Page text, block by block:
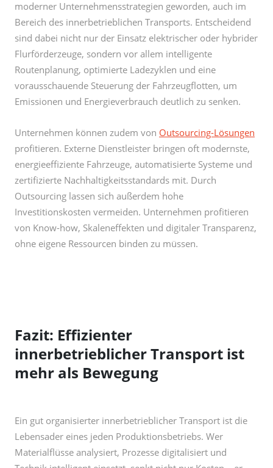
Flurförderzeuge, sondern vor allem intelligente
Routenplanung, optimierte Ladezyklen und eine
vorausschauende Steuerung der Fahrzeugflotten, um
Emissionen und Energieverbrauch deutlich zu senken.
Unternehmen können zudem vonOutsourcing-Lösungen
profitieren. Externe Dienstleister bringen oft modernste,
zertifizierte Nachhaltigkeitsstandards mit. Durch
Outsourcing lassen sich außerdem hohe
Investitionskosten vermeiden. Unternehmen profitieren
von Know-how, Skaleneffekten und digitaler Transparenz,
ohne eigene Ressourcen binden zu müssen.
mehr als Bewegung
Ein gut organisierter innerbetrieblicher Transport ist die
Technik intelligent einsetzt, senkt nicht nur Kosten – er
steigert Qualität, Sicherheit und Nachhaltigkeit zugleich.
Ob durch Automatisierung, Lean Management oder